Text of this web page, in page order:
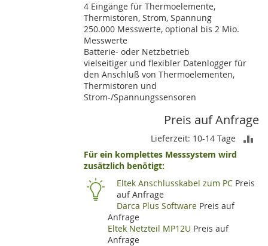
4 Eingänge für Thermoelemente,
Thermistoren, Strom, Spannung
250.000 Messwerte, optional bis 2 Mio.
Messwerte
Batterie- oder Netzbetrieb
vielseitiger und flexibler Datenlogger für
den Anschluß von Thermoelementen,
Thermistoren und
Strom-/Spannungssensoren
Preis auf Anfrage
Lieferzeit: 10-14 Tage
Für ein komplettes Messsystem wird
zusätzlich benötigt:
Eltek Anschlusskabel zum PC Preis
auf Anfrage
Darca Plus Software Preis auf
Anfrage
Eltek Netzteil MP12U Preis auf
Anfrage